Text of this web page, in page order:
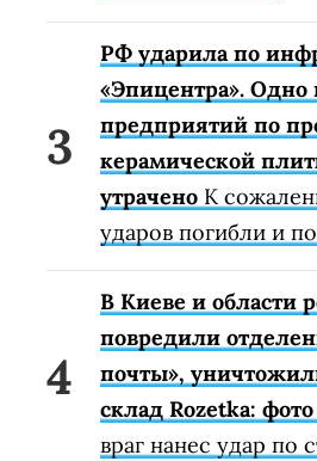
РФ ударила по
«Эпицентра».
предприятий по
керамической
утрачено К
ударов погибли и
В Киеве и области
повредили
почты»,
склад Rozetka:
враг нанес удар по